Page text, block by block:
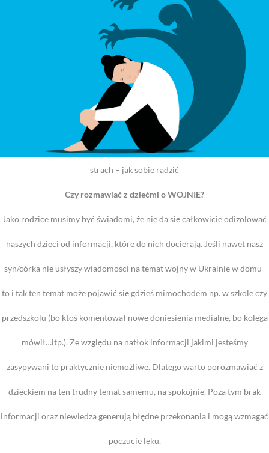
strach – jak sobie radzić
Czy rozmawiać z dziećmi o WOJNIE?
Jako rodzice musimy być świadomi, że nie da się całkowicie odizolować
naszych dzieci od informacji, które do nich docierają. Jeśli nawet nasz
syn/córka nie usłyszy wiadomości na temat wojny w Ukrainie w domu-
to i tak ten temat może pojawić się gdzieś mimochodem np. w szkole czy
przedszkolu (bo ktoś komentował nowe doniesienia medialne, bo kolega
mówił…itp.). Ze względu na natłok informacji jakimi jesteśmy
zasypywani to praktycznie niemożliwe. Dlatego warto porozmawiać z
dzieckiem na ten trudny temat samemu, na spokojnie. Poza tym brak
informacji oraz niewiedza generują błędne przekonania i mogą wzmagać
poczucie lęku.